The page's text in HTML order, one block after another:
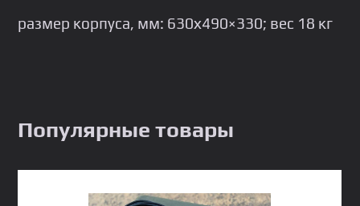
размер корпуса, мм: 630х490×330; вес 18 кг
Популярные товары